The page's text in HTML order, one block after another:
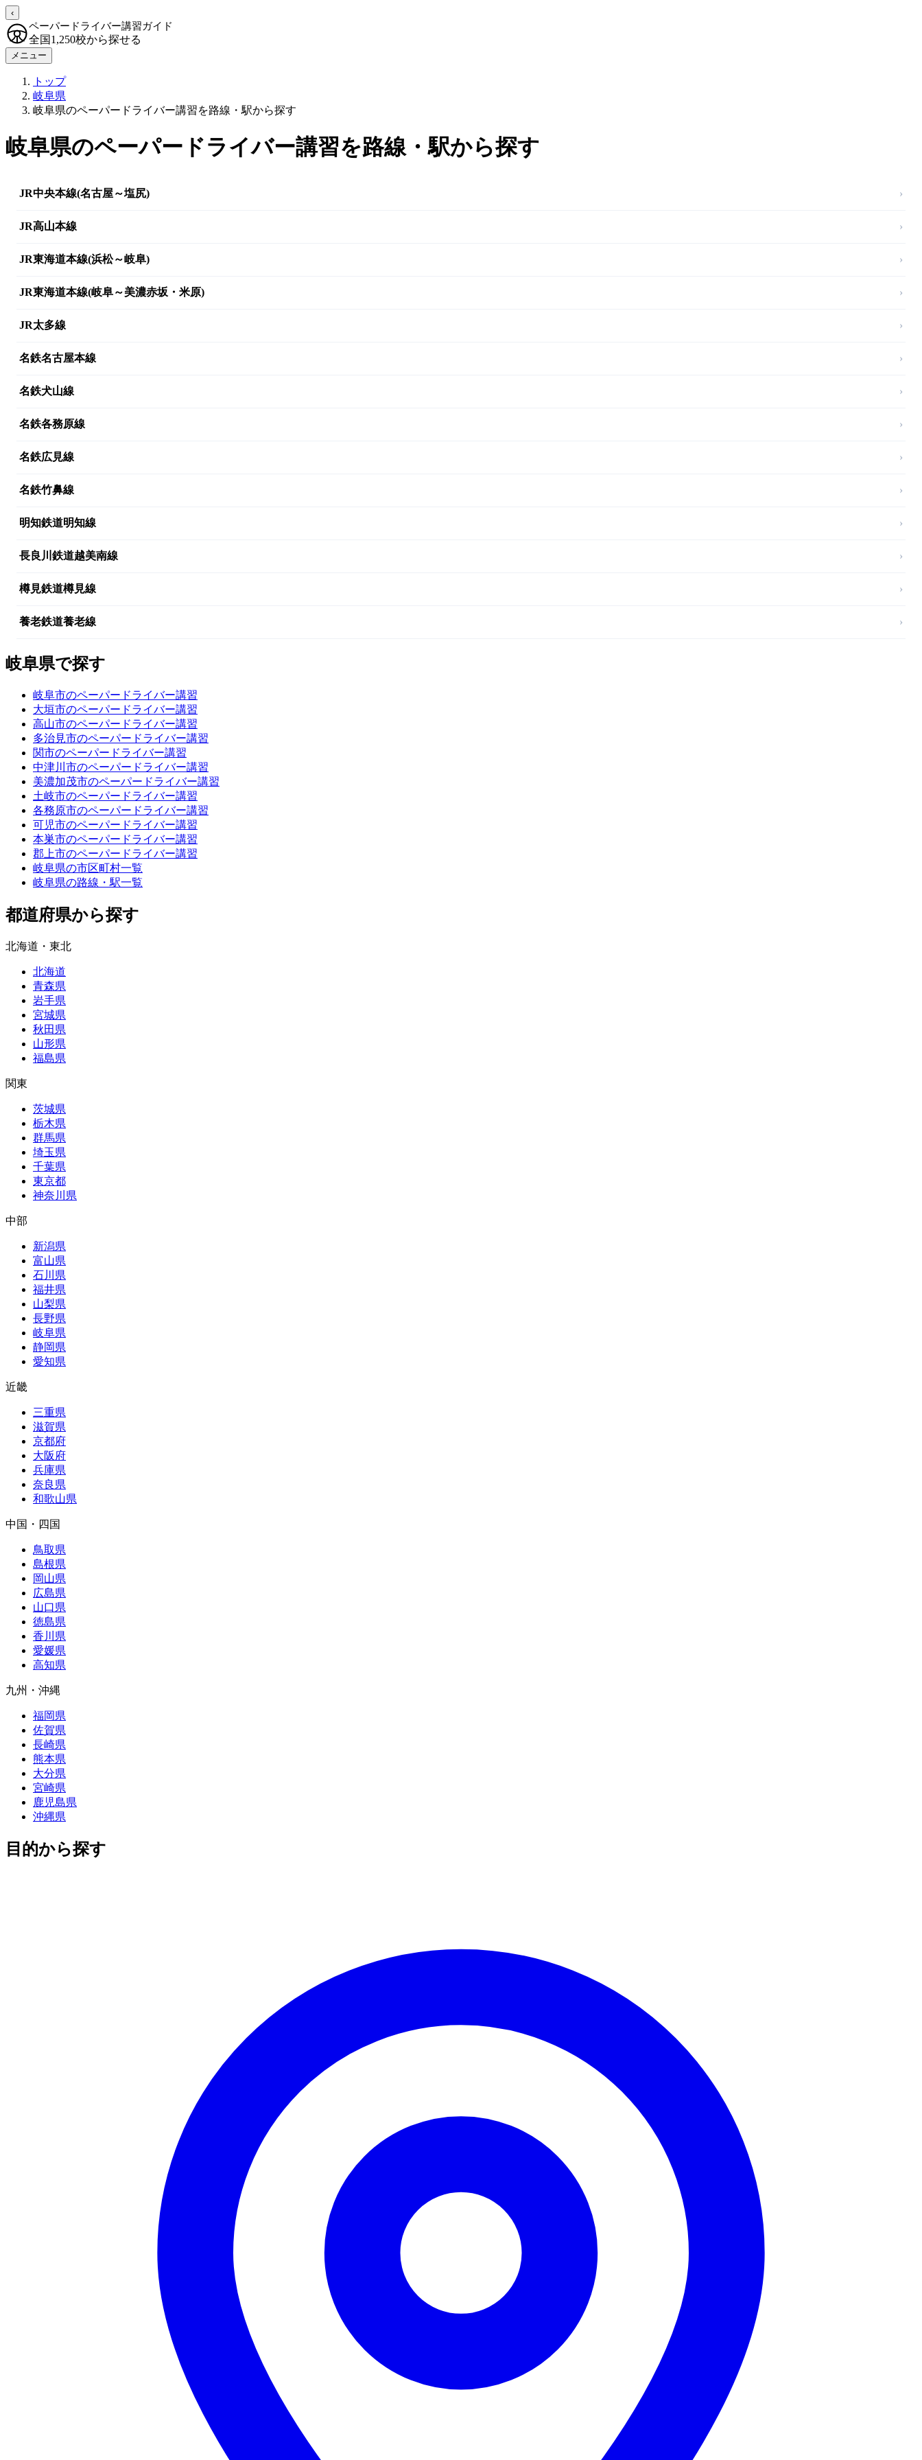
‹
ペーパードライバー講習ガイド
全国1,250校から探せる
メニュー
トップ
岐阜県
岐阜県のペーパードライバー講習を路線・駅から探す
岐阜県のペーパードライバー講習を路線・駅から探す
JR中央本線(名古屋～塩尻) ›
JR高山本線 ›
JR東海道本線(浜松～岐阜) ›
JR東海道本線(岐阜～美濃赤坂・米原) ›
JR太多線 ›
名鉄名古屋本線 ›
名鉄犬山線 ›
名鉄各務原線 ›
名鉄広見線 ›
名鉄竹鼻線 ›
明知鉄道明知線 ›
長良川鉄道越美南線 ›
樽見鉄道樽見線 ›
養老鉄道養老線 ›
岐阜県で探す
岐阜市のペーパードライバー講習
大垣市のペーパードライバー講習
高山市のペーパードライバー講習
多治見市のペーパードライバー講習
関市のペーパードライバー講習
中津川市のペーパードライバー講習
美濃加茂市のペーパードライバー講習
土岐市のペーパードライバー講習
各務原市のペーパードライバー講習
可児市のペーパードライバー講習
本巣市のペーパードライバー講習
郡上市のペーパードライバー講習
岐阜県の市区町村一覧
岐阜県の路線・駅一覧
都道府県から探す
北海道・東北
北海道
青森県
岩手県
宮城県
秋田県
山形県
福島県
関東
茨城県
栃木県
群馬県
埼玉県
千葉県
東京都
神奈川県
中部
新潟県
富山県
石川県
福井県
山梨県
長野県
岐阜県
静岡県
愛知県
近畿
三重県
滋賀県
京都府
大阪府
兵庫県
奈良県
和歌山県
中国・四国
鳥取県
島根県
岡山県
広島県
山口県
徳島県
香川県
愛媛県
高知県
九州・沖縄
福岡県
佐賀県
長崎県
熊本県
大分県
宮崎県
鹿児島県
沖縄県
目的から探す